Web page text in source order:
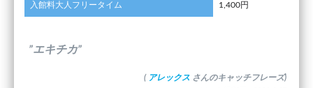
入館料大人フリータイム 1,400円
”エキチカ”
( アレックス さんのキャッチフレーズ)